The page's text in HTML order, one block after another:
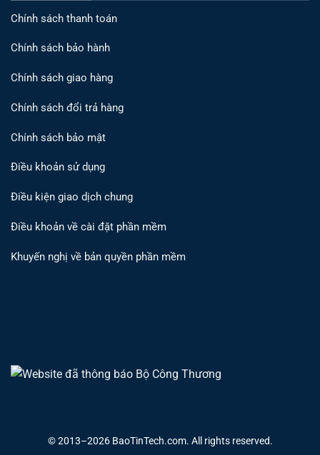
Chính sách thanh toán
Chính sách bảo hành
Chính sách giao hàng
Chính sách đổi trả hàng
Chính sách bảo mật
Điều khoản sử dụng
Điều kiện giao dịch chung
Điều khoản về cài đặt phần mềm
Khuyến nghị về bản quyền phần mềm
© 2013–2026BaoTinTech.com. All rights reserved.